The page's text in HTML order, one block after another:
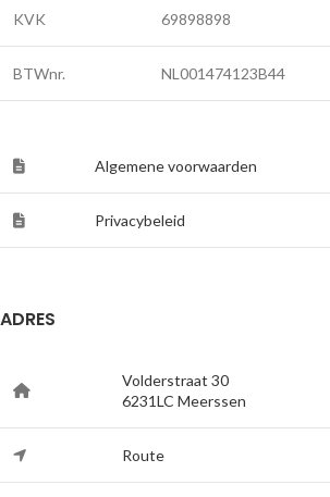
KVK 69898898
BTWnr. NL001474123B44
Algemene voorwaarden
Privacybeleid
ADRES
Volderstraat 30
6231LC Meerssen
Route